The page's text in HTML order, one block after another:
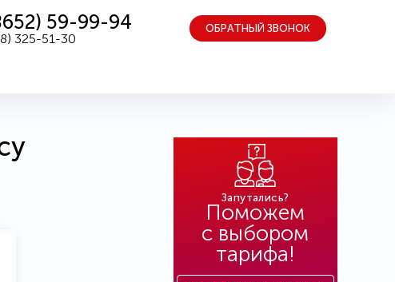
59-99-94
325-51-30
ОБРАТНЫЙ ЗВОНОК
Запутались?
Поможем
с выбором
тарифа!